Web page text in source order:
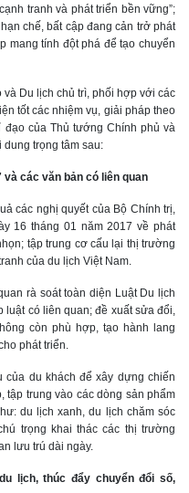
tranh và phát triển bền vững”;
chế, bất cập đang cản trở phát
mang tính đột phá để tạo chuyển
và Du lịch chủ trì, phối hợp với các
tốt các nhiệm vụ, giải pháp theo
của Thủ tướng Chính phủ và
dung trọng tâm sau:
và các văn bản có liên quan
các nghị quyết của Bộ Chính trị,
16 tháng 01 năm 2017 về phát
tập trung cơ cấu lại thị trường
của du lịch Việt Nam.
rà soát toàn diện Luật Du lịch
có liên quan; đề xuất sửa đổi,
còn phù hợp, tạo hành lang
phát triển.
của du khách để xây dựng chiến
trung vào các dòng sản phẩm
du lịch xanh, du lịch chăm sóc
trọng khai thác các thị trường
lưu trú dài ngày.
lịch, thúc đẩy chuyển đổi số,